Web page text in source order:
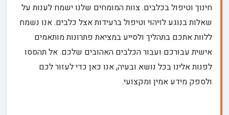
חינוך וטיפול בכלבים. צוות המומחים שלנו ישמח לענות על
שאלות בנוגע לזיהוי וטיפול ברעידות אצל כלבים. אנו נשמח
ללוות אתכם בתהליך ולסייע במציאת פתרונות מותאמים
אישית עבורכם ועבור הכלבים האהובים שלכם. אל תהססו
לפנות אלינו בכל נושא ובעיה, אנו כאן כדי לעזור לכם
ולספק מידע אמין ומקצועי.